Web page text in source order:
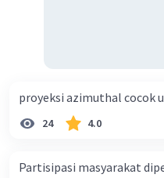
proyeksi azimuthal cocok
24 4.0
Partisipasi masyarakat